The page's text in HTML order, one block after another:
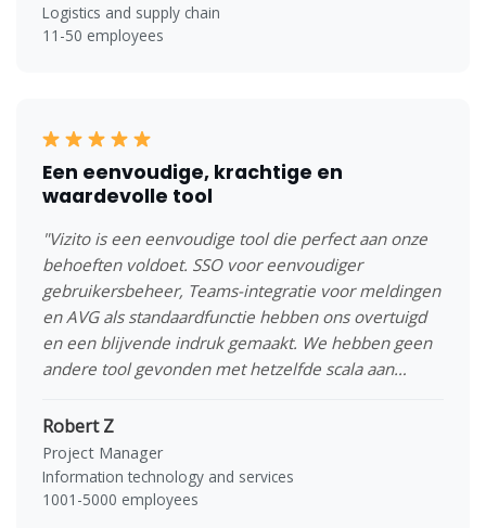
Logistics and supply chain
11-50 employees
Een eenvoudige, krachtige en
waardevolle tool
"Vizito is een eenvoudige tool die perfect aan onze
behoeften voldoet. SSO voor eenvoudiger
gebruikersbeheer, Teams-integratie voor meldingen
en AVG als standaardfunctie hebben ons overtuigd
en een blijvende indruk gemaakt. We hebben geen
andere tool gevonden met hetzelfde scala aan
ondersteuning, openheid voor veranderingen)."
Robert Z
Project Manager
Information technology and services
1001-5000 employees